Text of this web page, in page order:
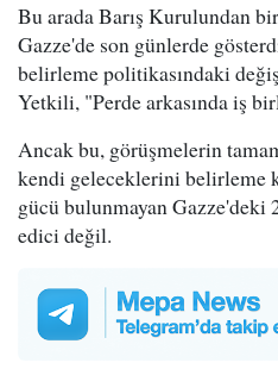
Bu arada Barış Kurulundan
Gazze'de son günlerde
belirleme politikasındaki
Yetkili, "Perde arkasında iş
Ancak bu, görüşmelerin
kendi geleceklerini belirleme
gücü bulunmayan
edici değil.